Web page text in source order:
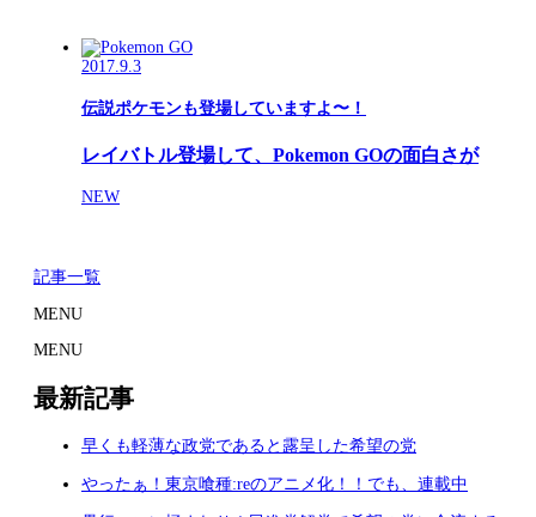
2017.9.3
伝説ポケモンも登場していますよ〜！
レイバトル登場して、Pokemon GOの面白さが
NEW
記事一覧
MENU
MENU
最新記事
早くも軽薄な政党であると露呈した希望の党
やったぁ！東京喰種:reのアニメ化！！でも、連載中